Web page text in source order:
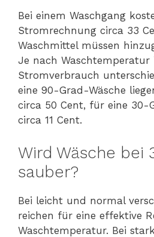
Bei einem Waschgang
Stromrechnung circa 33
Waschmittel müssen
Je nach Waschtemperatur
Stromverbrauch
eine 90-Grad-Wäsche
circa 50 Cent, für eine 30-
circa 11 Cent.
Wird Wäsche bei
sauber?
Bei leicht und normal
reichen für eine effektive
Waschtemperatur. Bei